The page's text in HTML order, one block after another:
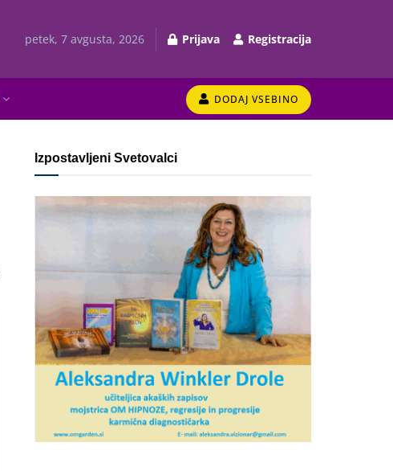
petek, 7 avgusta, 2026 Prijava Registracija
DODAJ VSEBINO
Izpostavljeni Svetovalci